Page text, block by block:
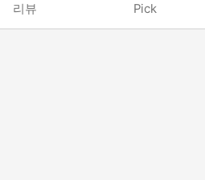
리뷰 Pick